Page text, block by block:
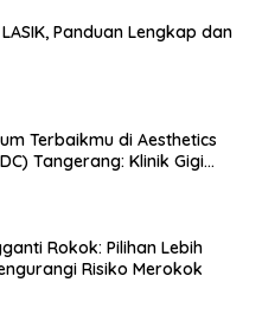
Panduan Lengkap dan
Terbaikmu di Aesthetics
Tangerang: Klinik Gigi
Rokok: Pilihan Lebih
Risiko Merokok